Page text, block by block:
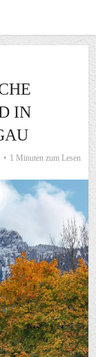
IN
1 Minuten zum Lesen